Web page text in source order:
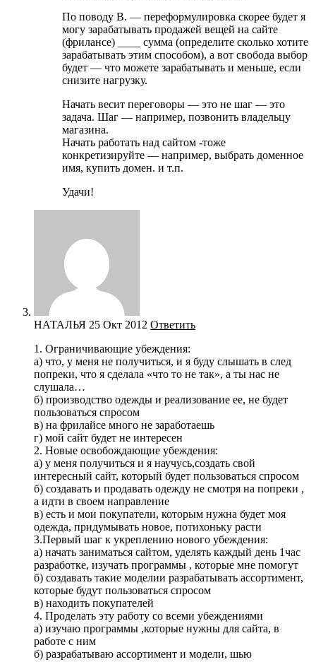
По поводу В. — переформулировка скорее будет я
могу зарабатывать продажей вещей на сайте
(фрилансе) ____ сумма (определите сколько хотите
зарабатывать этим способом), а вот свобода выбор
будет — что можете зарабатывать и меньше, если
снизите нагрузку.
Начать весит переговоры — это не шаг — это
задача. Шаг — например, позвонить владельцу
магазина.
Начать работать над сайтом -тоже
конкретизируйте — например, выбрать доменное
имя, купить домен. и т.п.
Удачи!
НАТАЛЬЯ 25 Окт 2012 Ответить
1. Ограничивающие убеждения:
а) что, у меня не получиться, и я буду слышать в след
попреки, что я сделала «что то не так», а ты нас не
слушала…
б) производство одежды и реализование ее, не будет
пользоваться спросом
в) на фрилайсе много не заработаешь
г) мой сайт будет не интересен
2. Новые освобождающие убеждения:
а) у меня получиться и я научусь,создать свой
интересный сайт, который будет пользоваться спросом
б) создавать и продавать одежду не смотря на попреки ,
а идти в своем направление
в) есть и мои покупатели, которым нужна будет моя
одежда, придумывать новое, потихоньку расти
3.Первый шаг к укреплению нового убеждения:
а) начать заниматься сайтом, уделять каждый день 1час
разработке, изучать программы , которые мне помогут
б) создавать такие моделии разрабатывать ассортимент,
которые будут пользоваться спросом
в) находить покупателей
4. Проделать эту работу со всеми убеждениями
а) изучаю программы ,которые нужны для сайта, в
работе с ним
б) разрабатываю ассортимент и модели, шью